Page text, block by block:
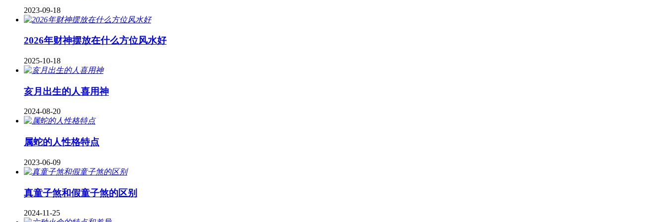
2023-09-18
2026年财神摆放在什么方位风水好
2025-10-18
亥月出生的人喜用神
2024-08-20
属蛇的人性格特点
2023-06-09
真童子煞和假童子煞的区别
2024-11-25